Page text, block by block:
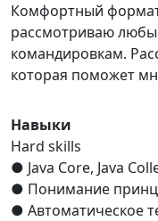
Комфортный
рассмотриваю
командировкам.
которая поможет
Навыки
Hard skills
● Java Core, Java
● Понимание
● Автоматическое